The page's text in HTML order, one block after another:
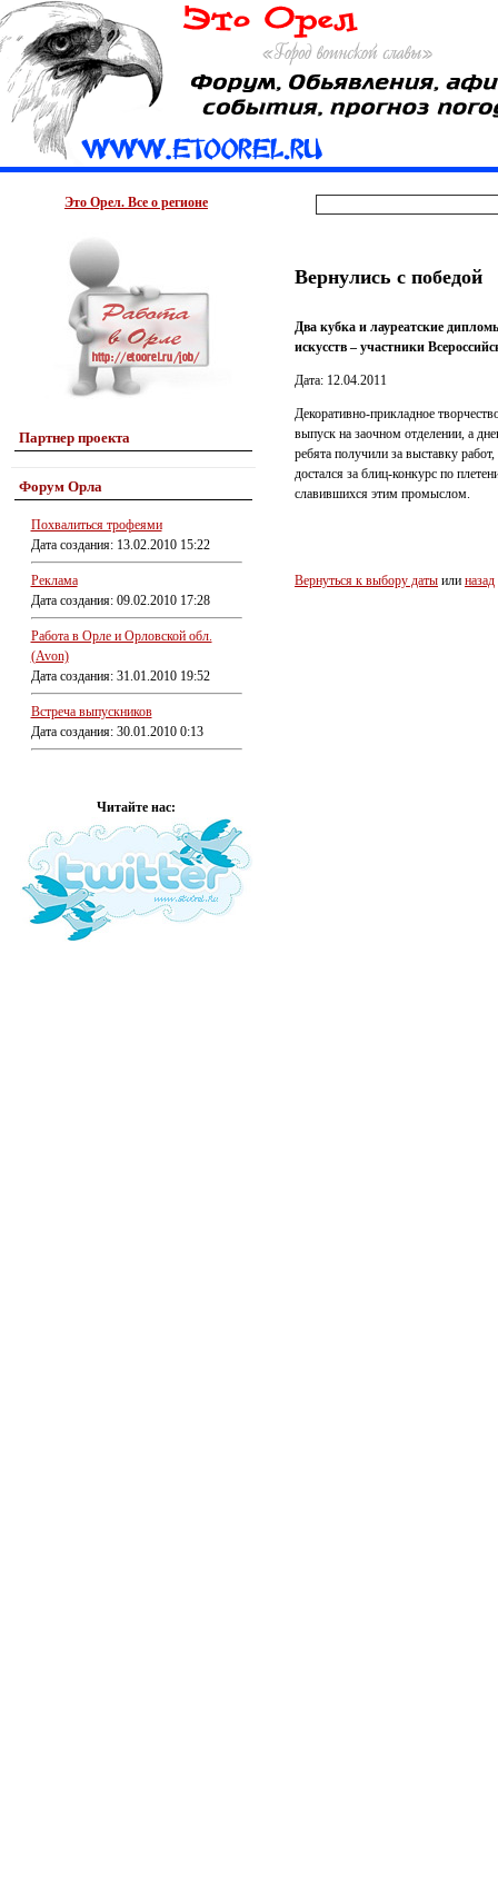
Это Орел. Все о регионе
Партнер проекта
Форум Орла
Похвалиться трофеями
Дата создания: 13.02.2010 15:22
Реклама
Дата создания: 09.02.2010 17:28
Работа в Орле и Орловской обл.
(Avon)
Дата создания: 31.01.2010 19:52
Встреча выпускников
Дата создания: 30.01.2010 0:13
Читайте нас:
Вернулись с победой
Два кубка и лауреатские
искусств – участники
Дата: 12.04.2011
Декоративно-прикладное
выпуск на заочном отделении, а
ребята получили за выставку
достался за блиц-конкурс по
славившихся этим промыслом.
Вернуться к выбору даты или назад